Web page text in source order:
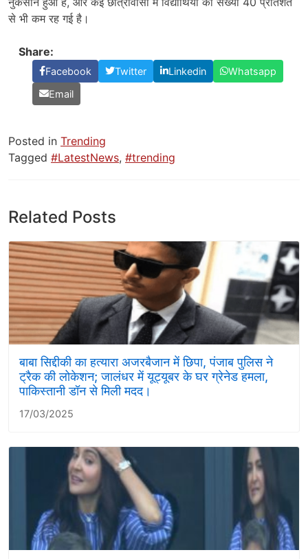
से भी कम रह गई है।
Share:
Facebook Twitter Linkedin
Whatsapp
Email
Posted in Trending
Tagged #LatestNews, #trending
Related Posts
बाबा सिद्दीकी का हत्यारा अजरबैजान में छिपा, पंजाब पुलिस ने
ट्रैक की लोकेशन; जालंधर में यूट्यूबर के घर ग्रेनेड हमला,
पाकिस्तानी डॉन से मिली मदद।
17/03/2025